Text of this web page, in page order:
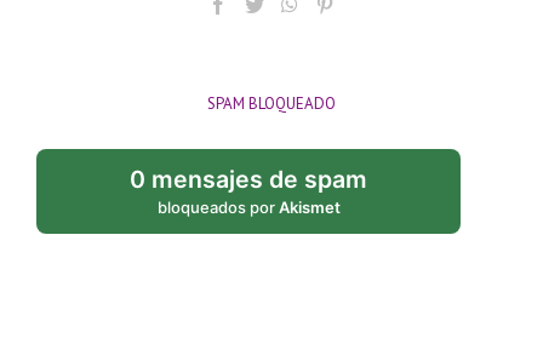
SPAM BLOQUEADO
0 mensajes de spam
bloqueados porAkismet